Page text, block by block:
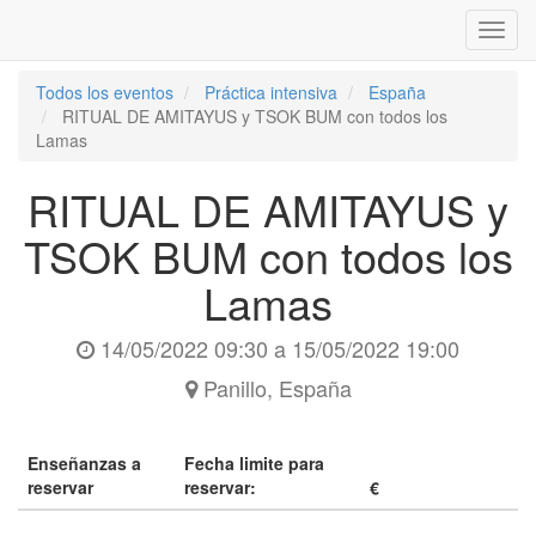
Todos los eventos
Práctica intensiva
España
RITUAL DE AMITAYUS y TSOK BUM con todos los
Lamas
RITUAL DE AMITAYUS y
TSOK BUM con todos los
Lamas
14/05/2022 09:30 a 15/05/2022 19:00
Panillo, España
Enseñanzas a
reservar
Fecha limite para
reservar:
€